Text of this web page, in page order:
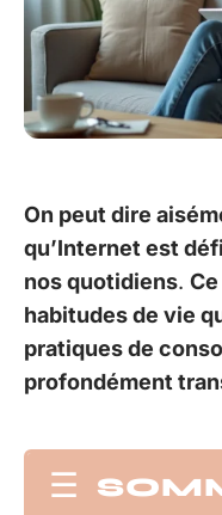
On peut dire
qu’Internet est
nos quotidiens.
habitudes de vie
pratiques de
profondément